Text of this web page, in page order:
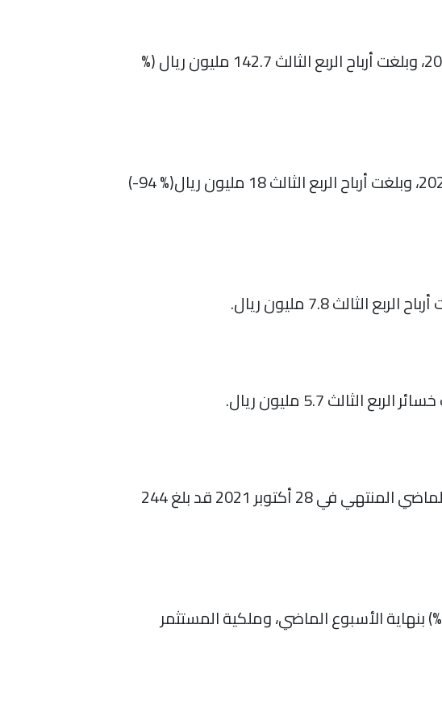
ارتفعت أرباح الشركة إلى 431.2 مليون ريال (+ 12 %) بنهاية التسعة أشهر الأولى 2021، وبلغت أرباح الربع الثالث 142.7 مليون ريال (%
انخفضت أرباح الشركة إلى 100.5 مليون ريال (- 93 %) بنهاية التسعة أشهر الأولى 2021، وبلغت أرباح الربع الثالث 18 مليون ريال(% 94-)
أعلنت السوق المالية السعودية “تداول” أن صافي مبيعات الأجانب خلال الأسبوع الماضي المنتهي في 28 أكتوبر 2021 قد بلغ 244
السوق السعودي: القيمة السوقية للأسهم ترتفع إلى 10508.6 مليار ريال(+ 0.03 %) بنهاية الأسبوع الماضي، وملكية المستثمر